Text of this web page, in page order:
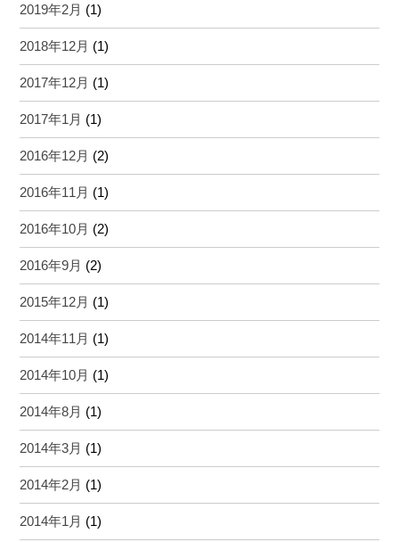
2019年2月 (1)
2018年12月 (1)
2017年12月 (1)
2017年1月 (1)
2016年12月 (2)
2016年11月 (1)
2016年10月 (2)
2016年9月 (2)
2015年12月 (1)
2014年11月 (1)
2014年10月 (1)
2014年8月 (1)
2014年3月 (1)
2014年2月 (1)
2014年1月 (1)